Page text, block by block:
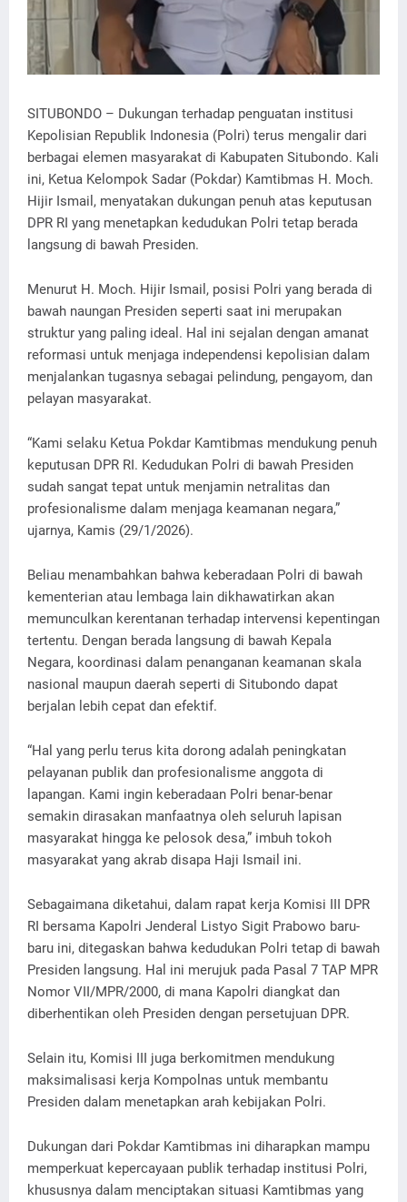
SITUBONDO – Dukungan terhadap penguatan institusi
Kepolisian Republik Indonesia (Polri) terus mengalir dari
berbagai elemen masyarakat di Kabupaten Situbondo. Kali
ini, Ketua Kelompok Sadar (Pokdar) Kamtibmas H. Moch.
Hijir Ismail, menyatakan dukungan penuh atas keputusan
DPR RI yang menetapkan kedudukan Polri tetap berada
langsung di bawah Presiden.
Menurut H. Moch. Hijir Ismail, posisi Polri yang berada di
bawah naungan Presiden seperti saat ini merupakan
struktur yang paling ideal. Hal ini sejalan dengan amanat
reformasi untuk menjaga independensi kepolisian dalam
menjalankan tugasnya sebagai pelindung, pengayom, dan
pelayan masyarakat.
“Kami selaku Ketua Pokdar Kamtibmas mendukung penuh
keputusan DPR RI. Kedudukan Polri di bawah Presiden
sudah sangat tepat untuk menjamin netralitas dan
profesionalisme dalam menjaga keamanan negara,”
ujarnya, Kamis (29/1/2026).
Beliau menambahkan bahwa keberadaan Polri di bawah
kementerian atau lembaga lain dikhawatirkan akan
memunculkan kerentanan terhadap intervensi kepentingan
tertentu. Dengan berada langsung di bawah Kepala
Negara, koordinasi dalam penanganan keamanan skala
nasional maupun daerah seperti di Situbondo dapat
berjalan lebih cepat dan efektif.
“Hal yang perlu terus kita dorong adalah peningkatan
pelayanan publik dan profesionalisme anggota di
lapangan. Kami ingin keberadaan Polri benar-benar
semakin dirasakan manfaatnya oleh seluruh lapisan
masyarakat hingga ke pelosok desa,” imbuh tokoh
masyarakat yang akrab disapa Haji Ismail ini.
Sebagaimana diketahui, dalam rapat kerja Komisi III DPR
RI bersama Kapolri Jenderal Listyo Sigit Prabowo baru-
baru ini, ditegaskan bahwa kedudukan Polri tetap di bawah
Presiden langsung. Hal ini merujuk pada Pasal 7 TAP MPR
Nomor VII/MPR/2000, di mana Kapolri diangkat dan
diberhentikan oleh Presiden dengan persetujuan DPR.
Selain itu, Komisi III juga berkomitmen mendukung
maksimalisasi kerja Kompolnas untuk membantu
Presiden dalam menetapkan arah kebijakan Polri.
Dukungan dari Pokdar Kamtibmas ini diharapkan mampu
memperkuat kepercayaan publik terhadap institusi Polri,
khususnya dalam menciptakan situasi Kamtibmas yang